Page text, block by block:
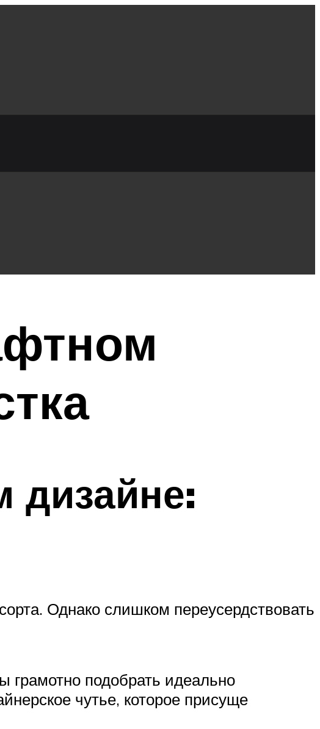
дизайне:
Однако слишком переусердствовать
грамотно подобрать идеально
чутье, которое присуще